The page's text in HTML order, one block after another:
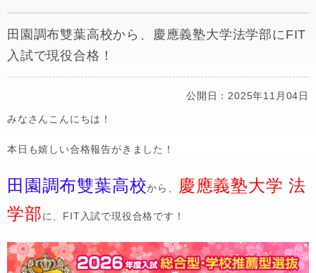
田園調布雙葉高校から、慶應義塾大学法学部にFIT
入試で現役合格！
公開日：2025年11月04日
みなさんこんにちは！
本日も嬉しい合格報告がきました！
田園調布雙葉高校から、
慶應義塾大学 法
学部に、FIT入試で現役合格です！